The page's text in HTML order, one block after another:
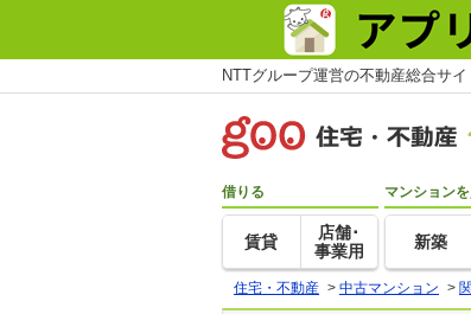
NTTグループ運営の不動産総合サ
借りる
賃貸
店舗･
事業用
マンション
新築
住宅・不動産 > 中古マンション >